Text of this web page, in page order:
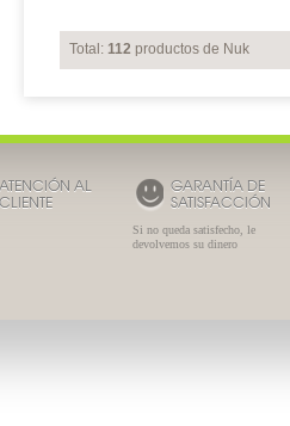
Total: 112 productos de Nuk
ATENCIÓN AL
CLIENTE
GARANTÍA DE
SATISFACCIÓN
Si no queda satisfecho, le
devolvemos su dinero